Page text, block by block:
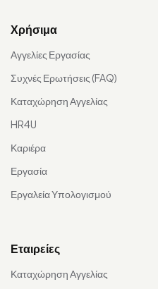
Χρήσιμα
Αγγελίες Εργασίας
Συχνές Ερωτήσεις (FAQ)
Καταχώρηση Αγγελίας
HR4U
Καριέρα
Εργασία
Εργαλεία Υπολογισμού
Εταιρείες
Καταχώρηση Αγγελίας